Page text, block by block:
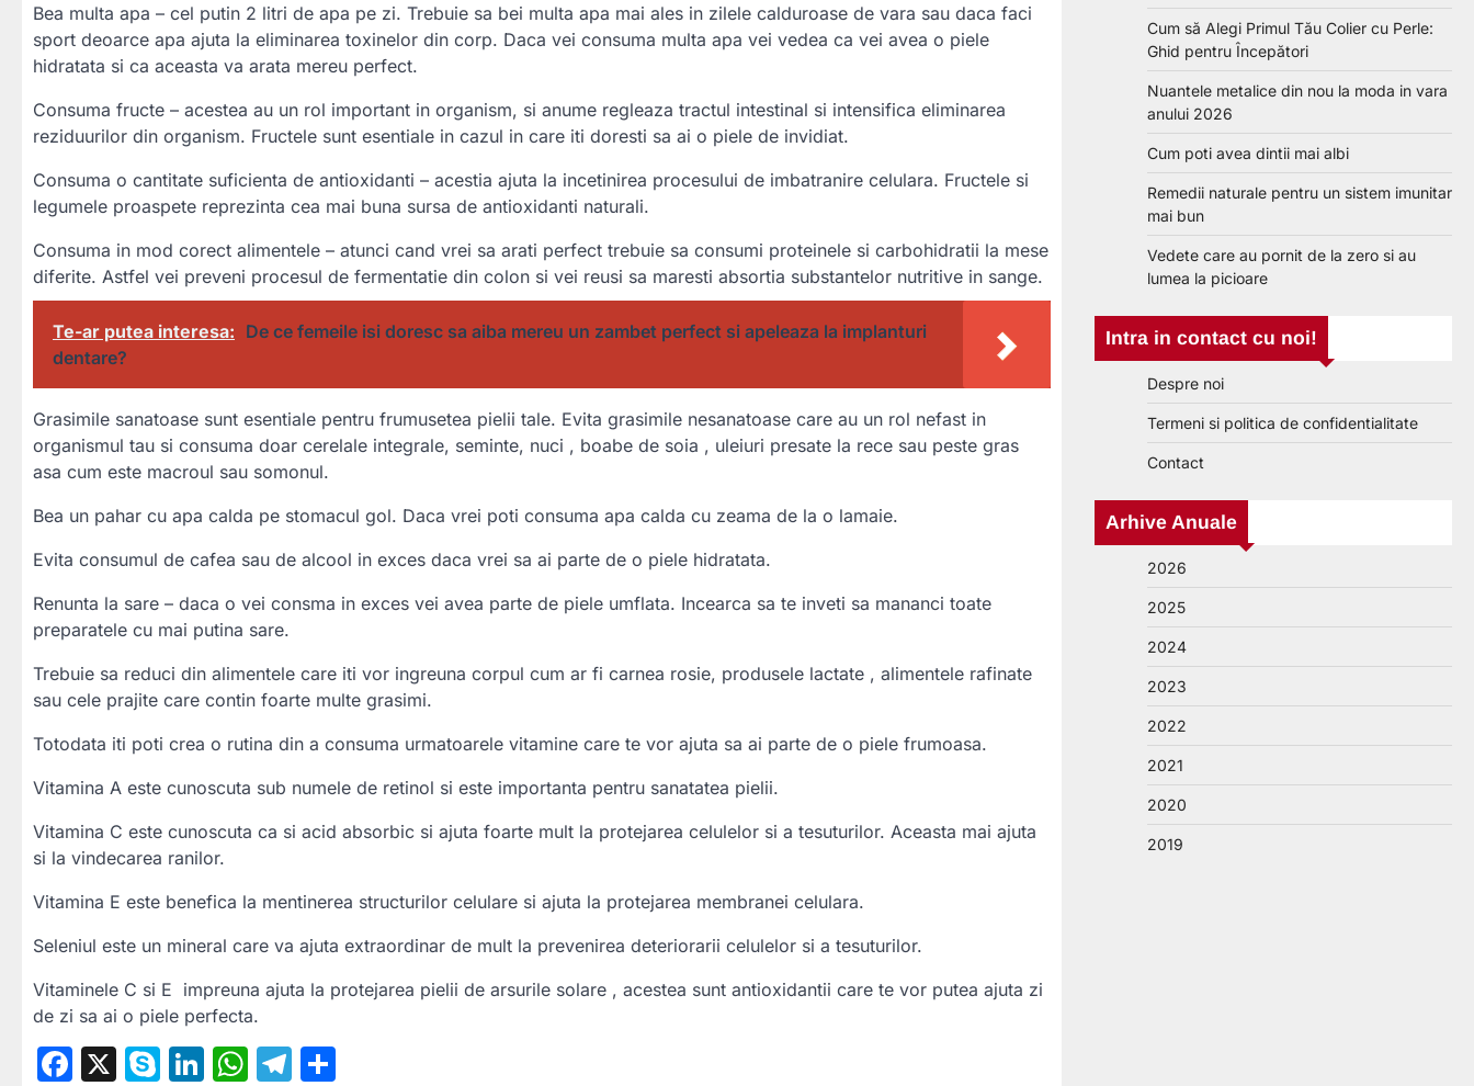
Bea multa apa – cel putin 2 litri de apa pe zi. Trebuie sa bei multa apa mai ales in zilele calduroase de vara sau daca faci
sport deoarce apa ajuta la eliminarea toxinelor din corp. Daca vei consuma multa apa vei vedea ca vei avea o piele
hidratata si ca aceasta va arata mereu perfect.
Consuma fructe – acestea au un rol important in organism, si anume regleaza tractul intestinal si intensifica eliminarea
reziduurilor din organism. Fructele sunt esentiale in cazul in care iti doresti sa ai o piele de invidiat.
Consuma o cantitate suficienta de antioxidanti – acestia ajuta la incetinirea procesului de imbatranire celulara. Fructele si
legumele proaspete reprezinta cea mai buna sursa de antioxidanti naturali.
Consuma in mod corect alimentele – atunci cand vrei sa arati perfect trebuie sa consumi proteinele si carbohidratii la mese
diferite. Astfel vei preveni procesul de fermentatie din colon si vei reusi sa maresti absortia substantelor nutritive in sange.
Te-ar putea interesa: De ce femeile isi doresc sa aiba mereu un zambet perfect si apeleaza la implanturi
dentare?
Grasimile sanatoase sunt esentiale pentru frumusetea pielii tale. Evita grasimile nesanatoase care au un rol nefast in
organismul tau si consuma doar cerelale integrale, seminte, nuci , boabe de soia , uleiuri presate la rece sau peste gras
asa cum este macroul sau somonul.
Bea un pahar cu apa calda pe stomacul gol. Daca vrei poti consuma apa calda cu zeama de la o lamaie.
Evita consumul de cafea sau de alcool in exces daca vrei sa ai parte de o piele hidratata.
Renunta la sare – daca o vei consma in exces vei avea parte de piele umflata. Incearca sa te inveti sa mananci toate
preparatele cu mai putina sare.
Trebuie sa reduci din alimentele care iti vor ingreuna corpul cum ar fi carnea rosie, produsele lactate , alimentele rafinate
sau cele prajite care contin foarte multe grasimi.
Totodata iti poti crea o rutina din a consuma urmatoarele vitamine care te vor ajuta sa ai parte de o piele frumoasa.
Vitamina A este cunoscuta sub numele de retinol si este importanta pentru sanatatea pielii.
Vitamina C este cunoscuta ca si acid absorbic si ajuta foarte mult la protejarea celulelor si a tesuturilor. Aceasta mai ajuta
si la vindecarea ranilor.
Vitamina E este benefica la mentinerea structurilor celulare si ajuta la protejarea membranei celulara.
Seleniul este un mineral care va ajuta extraordinar de mult la prevenirea deteriorarii celulelor si a tesuturilor.
Vitaminele C si E impreuna ajuta la protejarea pielii de arsurile solare , acestea sunt antioxidantii care te vor putea ajuta zi
de zi sa ai o piele perfecta.
Facebook
X Skype
LinkedIn
WhatsApp
Telegram
Cum să Alegi Primul Tău Colier cu Perle:
Ghid pentru Începători
Nuantele metalice din nou la moda in vara
anului 2026
Cum poti avea dintii mai albi
Remedii naturale pentru un sistem imunitar
mai bun
Vedete care au pornit de la zero si au
lumea la picioare
Intra in contact cu noi!
Despre noi
Termeni si politica de confidentialitate
Contact
Arhive Anuale
2026
2025
2024
2023
2022
2021
2020
2019